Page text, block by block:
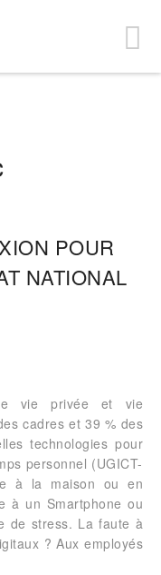
POUR
NATIONAL
vie privée et vie
cadres et 39 % des
technologies pour
personnel (UGICT-
à la maison ou en
à un Smartphone ou
de stress. La faute à
? Aux employés